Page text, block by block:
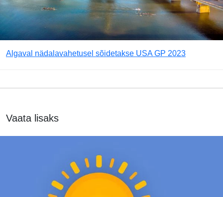
Algaval nädalavahetusel sõidetakse USA GP 2023
Vaata lisaks